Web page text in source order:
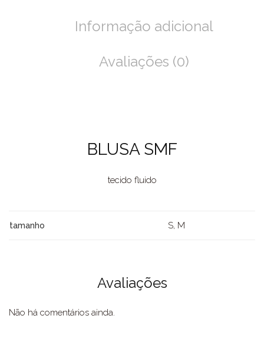
Informação adicional
Avaliações (0)
BLUSA SMF
tecido fluido
tamanho S, M
Avaliações
Não há comentários ainda.